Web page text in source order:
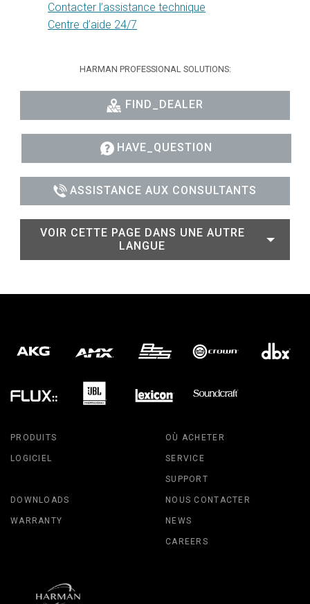
Contacter l’assistance technique
Centre d’aide 24/7
HARMAN PROFESSIONAL SOLUTIONS:
FIND_DEALER
HAVE_QUESTION
ASSISTANCE AUX CONSULTANTS
VOIR CETTE PAGE DANS UNE AUTRE
LANGUE
PRODUITS
LOGICIEL
OÙ ACHETER
SERVICE
SUPPORT
DOWNLOADS
WARRANTY
NOUS CONTACTER
NEWS
CAREERS